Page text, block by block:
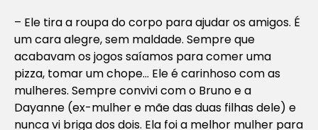
– Ele tira a roupa do corpo para ajudar os amigos. É
um cara alegre, sem maldade. Sempre que
acabavam os jogos saíamos para comer uma
pizza, tomar um chope… Ele é carinhoso com as
mulheres. Sempre convivi com o Bruno e a
Dayanne (ex-mulher e mãe das duas filhas dele) e
nunca vi briga dos dois. Ela foi a melhor mulher para